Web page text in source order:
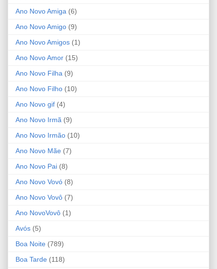
Ano Novo Amiga (6)
Ano Novo Amigo (9)
Ano Novo Amigos (1)
Ano Novo Amor (15)
Ano Novo Filha (9)
Ano Novo Filho (10)
Ano Novo gif (4)
Ano Novo Irmã (9)
Ano Novo Irmão (10)
Ano Novo Mãe (7)
Ano Novo Pai (8)
Ano Novo Vovó (8)
Ano Novo Vovô (7)
Ano NovoVovô (1)
Avós (5)
Boa Noite (789)
Boa Tarde (118)